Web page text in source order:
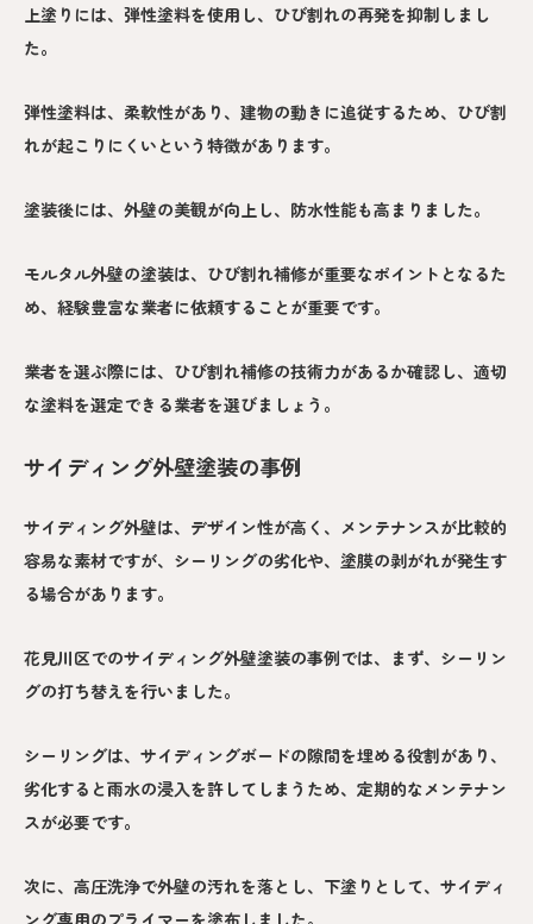
上塗りには、弾性塗料を使用し、ひび割れの再発を抑制しまし
た。
弾性塗料は、柔軟性があり、建物の動きに追従するため、ひび割
れが起こりにくいという特徴があります。
塗装後には、外壁の美観が向上し、防水性能も高まりました。
モルタル外壁の塗装は、ひび割れ補修が重要なポイントとなるた
め、経験豊富な業者に依頼することが重要です。
業者を選ぶ際には、ひび割れ補修の技術力があるか確認し、適切
な塗料を選定できる業者を選びましょう。
サイディング外壁塗装の事例
サイディング外壁は、デザイン性が高く、メンテナンスが比較的
容易な素材ですが、シーリングの劣化や、塗膜の剥がれが発生す
る場合があります。
花見川区でのサイディング外壁塗装の事例では、まず、シーリン
グの打ち替えを行いました。
シーリングは、サイディングボードの隙間を埋める役割があり、
劣化すると雨水の浸入を許してしまうため、定期的なメンテナン
スが必要です。
次に、高圧洗浄で外壁の汚れを落とし、下塗りとして、サイディ
ング専用のプライマーを塗布しました。